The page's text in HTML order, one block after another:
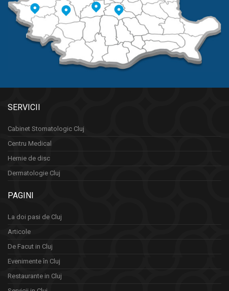
SERVICII
Cabinet Stomatologic Cluj
Centru Medical
Hernie de disc
Dermatologie Cluj
PAGINI
La doi pasi de Cluj
Articole
De Facut in Cluj
Evenimente în Cluj
Restaurante in Cluj